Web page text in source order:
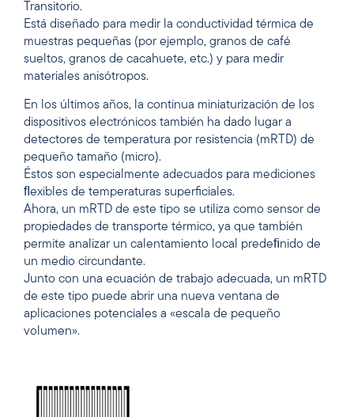
Transitorio.
Está diseñado para medir la conductividad térmica de
muestras pequeñas (por ejemplo, granos de café
sueltos, granos de cacahuete, etc.) y para medir
materiales anisótropos.
En los últimos años, la continua miniaturización de los
dispositivos electrónicos también ha dado lugar a
detectores de temperatura por resistencia (mRTD) de
pequeño tamaño (micro).
Éstos son especialmente adecuados para mediciones
ﬂexibles de temperaturas superficiales.
Ahora, un mRTD de este tipo se utiliza como sensor de
propiedades de transporte térmico, ya que también
permite analizar un calentamiento local predeﬁnido de
un medio circundante.
Junto con una ecuación de trabajo adecuada, un mRTD
de este tipo puede abrir una nueva ventana de
aplicaciones potenciales a «escala de pequeño
volumen».